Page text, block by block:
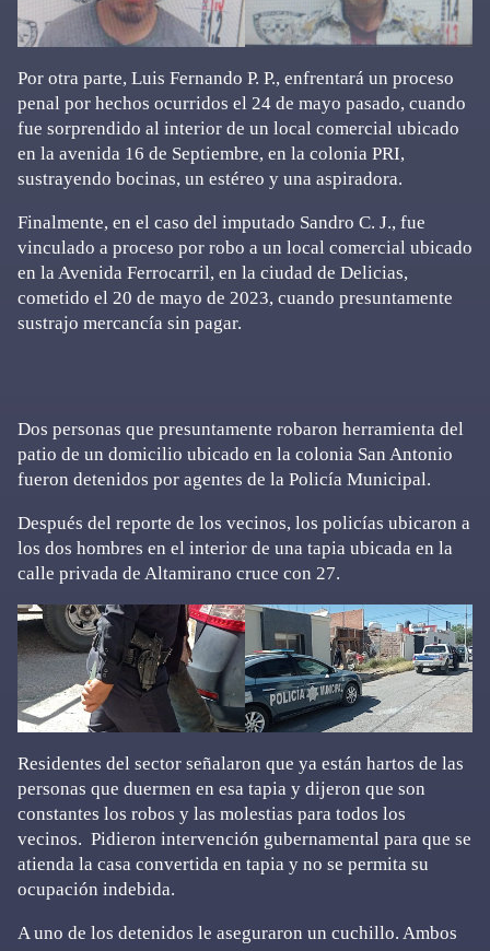
Por otra parte, Luis Fernando P. P., enfrentará un proceso
penal por hechos ocurridos el 24 de mayo pasado, cuando
fue sorprendido al interior de un local comercial ubicado
en la avenida 16 de Septiembre, en la colonia PRI,
sustrayendo bocinas, un estéreo y una aspiradora.
Finalmente, en el caso del imputado Sandro C. J., fue
vinculado a proceso por robo a un local comercial ubicado
en la Avenida Ferrocarril, en la ciudad de Delicias,
cometido el 20 de mayo de 2023, cuando presuntamente
sustrajo mercancía sin pagar.
Dos personas que presuntamente robaron herramienta del
patio de un domicilio ubicado en la colonia San Antonio
fueron detenidos por agentes de la Policía Municipal.
Después del reporte de los vecinos, los policías ubicaron a
los dos hombres en el interior de una tapia ubicada en la
calle privada de Altamirano cruce con 27.
Residentes del sector señalaron que ya están hartos de las
personas que duermen en esa tapia y dijeron que son
constantes los robos y las molestias para todos los
vecinos. Pidieron intervención gubernamental para que se
atienda la casa convertida en tapia y no se permita su
ocupación indebida.
A uno de los detenidos le aseguraron un cuchillo. Ambos